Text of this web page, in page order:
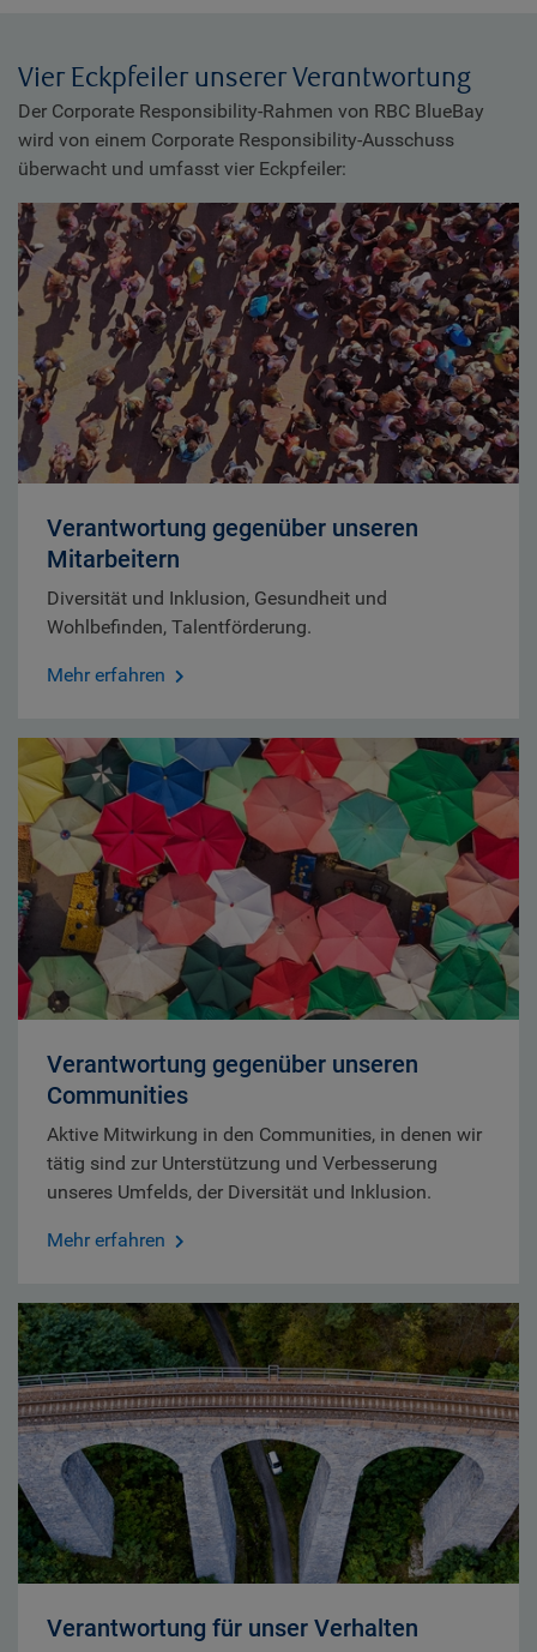
Vier Eckpfeiler unserer Verantwortung
Der Corporate Responsibility-Rahmen von RBC BlueBay
wird von einem Corporate Responsibility-Ausschuss
überwacht und umfasst vier Eckpfeiler:
Verantwortung gegenüber unseren
Mitarbeitern
Diversität und Inklusion, Gesundheit und
Wohlbefinden, Talentförderung.
Mehr erfahren
Verantwortung gegenüber unseren
Communities
Aktive Mitwirkung in den Communities, in denen wir
tätig sind zur Unterstützung und Verbesserung
unseres Umfelds, der Diversität und Inklusion.
Mehr erfahren
Verantwortung für unser Verhalten